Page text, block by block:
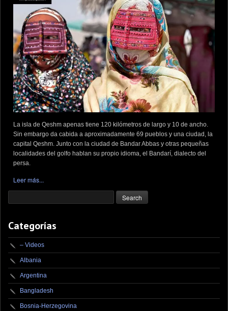
La isla de Qeshm apenas tiene 120 kilómetros de largo y 10 de ancho.
Sin embargo da cabida a aproximadamente 69 pueblos y una ciudad, la
capital Qeshm. Junto con la ciudad de Bandar Abbas y otras pequeñas
localidades del golfo hablan su propio idioma, el Bandarí, dialecto del
persa.
Leer más...
Categorías
– Videos
Albania
Argentina
Bangladesh
Bosnia-Herzegovina